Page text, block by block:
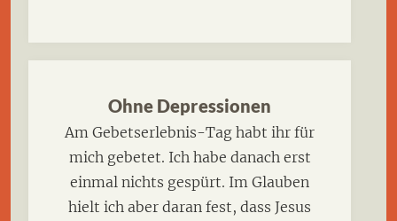
Ohne Depressionen
Am Gebetserlebnis-Tag habt ihr für
mich gebetet. Ich habe danach erst
einmal nichts gespürt. Im Glauben
hielt ich aber daran fest, dass Jesus